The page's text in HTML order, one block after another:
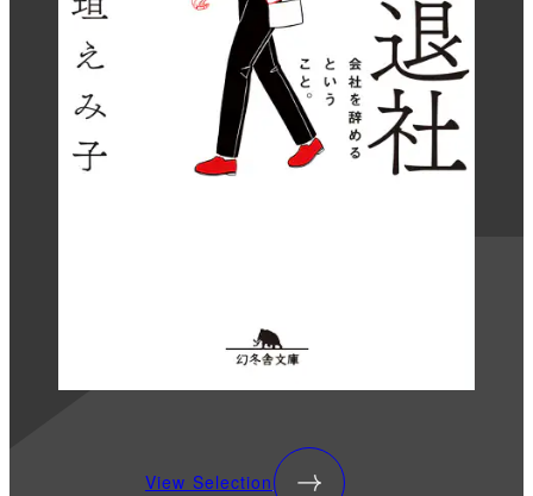
View Selection